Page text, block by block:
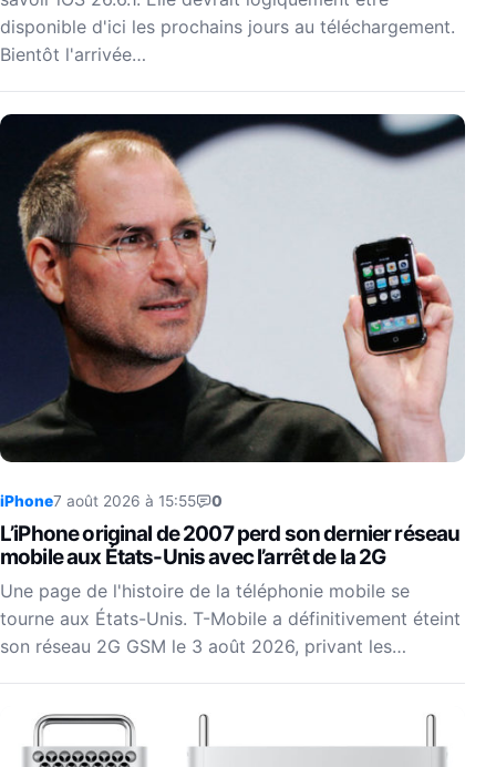
disponible d'ici les prochains jours au téléchargement.
Bientôt l'arrivée…
iPhone7 août 2026 à 15:55 0
L’iPhone original de 2007 perd son dernier réseau
mobile aux États-Unis avec l’arrêt de la 2G
Une page de l'histoire de la téléphonie mobile se
tourne aux États-Unis. T-Mobile a définitivement éteint
son réseau 2G GSM le 3 août 2026, privant les…